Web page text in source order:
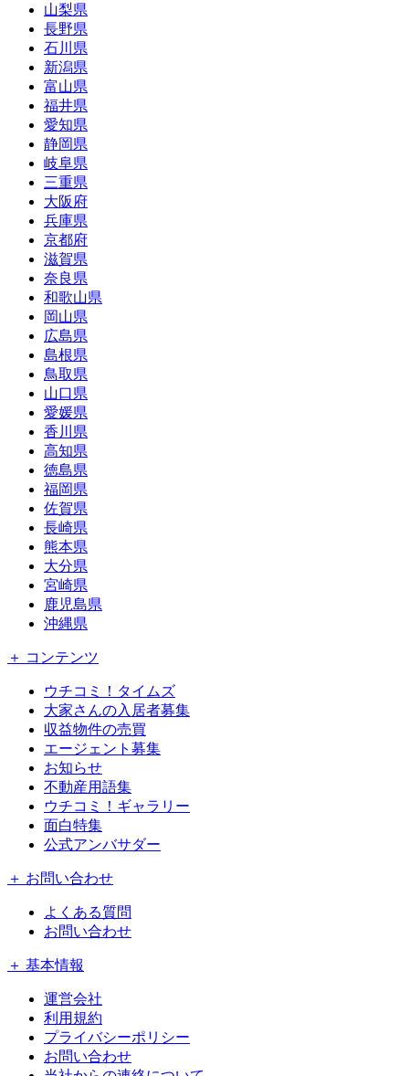
山梨県
長野県
石川県
新潟県
富山県
福井県
愛知県
静岡県
岐阜県
三重県
大阪府
兵庫県
京都府
滋賀県
奈良県
和歌山県
岡山県
広島県
島根県
鳥取県
山口県
愛媛県
香川県
高知県
徳島県
福岡県
佐賀県
長崎県
熊本県
大分県
宮崎県
鹿児島県
沖縄県
＋ コンテンツ
ウチコミ！タイムズ
大家さんの入居者募集
収益物件の売買
エージェント募集
お知らせ
不動産用語集
ウチコミ！ギャラリー
面白特集
公式アンバサダー
＋ お問い合わせ
よくある質問
お問い合わせ
＋ 基本情報
運営会社
利用規約
プライバシーポリシー
お問い合わせ